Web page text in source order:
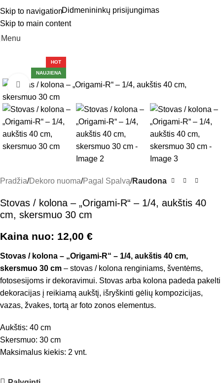
Skip to navigation
Skip to main content
Didmenininkų prisijungimas
Menu
HOT
NAUJIENA
Click to enlarge
Pradžia Dekoro nuoma Pagal Spalvą Raudona
Stovas / kolona – „Origami-R“ – 1/4, aukštis 40
cm, skersmuo 30 cm
Kaina nuo: 12,00 €
Stovas / kolona – „Origami-R“ – 1/4, aukštis 40 cm,
skersmuo 30 cm – stovas / kolona renginiams, šventėms,
fotosesijoms ir dekoravimui. Stovas arba kolona padeda pakelti
dekoracijas į reikiamą aukštį, išryškinti gėlių kompozicijas,
vazas, žvakes, tortą ar foto zonos elementus.
Aukštis: 40 cm
Skersmuo: 30 cm
Maksimalus kiekis: 2 vnt.